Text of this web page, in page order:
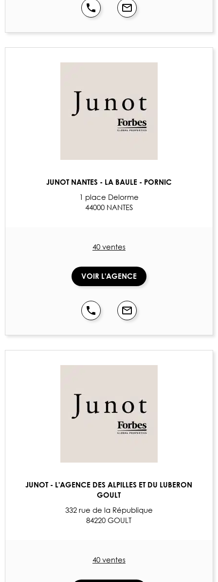
JUNOT NANTES - LA BAULE - PORNIC
1 place Delorme
44000 NANTES
40 ventes
VOIR L'AGENCE
JUNOT - L'AGENCE DES ALPILLES ET DU LUBERON
GOULT
332 rue de la République
84220 GOULT
40 ventes